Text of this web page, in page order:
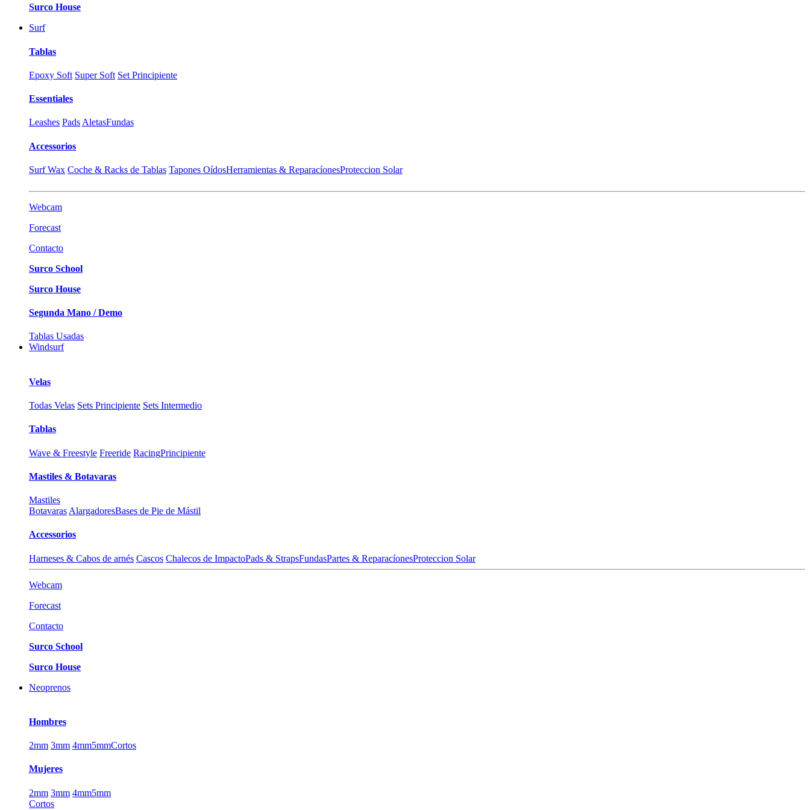
Surco House
Surf
Tablas
Epoxy Soft Super Soft Set Principiente
Essentiales
Leashes Pads AletasFundas
Accessorios
Surf Wax Coche & Racks de Tablas Tapones OídosHerramientas & ReparacíonesProteccion Solar
Webcam
Forecast
Contacto
Surco School
Surco House
Segunda Mano / Demo
Tablas Usadas
Windsurf
Velas
Todas Velas Sets Principiente Sets Intermedio
Tablas
Wave & Freestyle Freeride RacingPrincipiente
Mastiles & Botavaras
Mastiles
Botavaras AlargadoresBases de Pie de Mástil
Accessorios
Harneses & Cabos de arnés Cascos Chalecos de ImpactoPads & StrapsFundasPartes & ReparacíonesProteccion Solar
Webcam
Forecast
Contacto
Surco School
Surco House
Neoprenos
Hombres
2mm 3mm 4mm5mmCortos
Mujeres
2mm 3mm 4mm5mm
Cortos